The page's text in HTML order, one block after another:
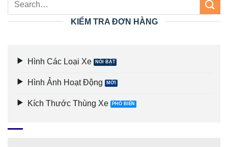
KIỂM TRA ĐƠN HÀNG
Hình Các Loại Xe
Hình Ảnh Hoạt Động
Kích Thước Thùng Xe